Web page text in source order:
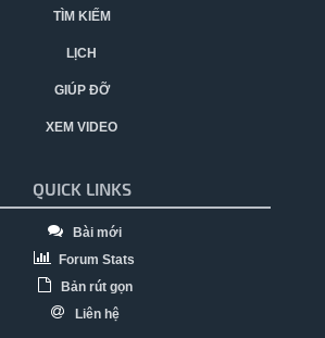
TÌM KIẾM
LỊCH
GIÚP ĐỠ
XEM VIDEO
QUICK LINKS
Bài mới
Forum Stats
Bản rút gọn
Liên hệ